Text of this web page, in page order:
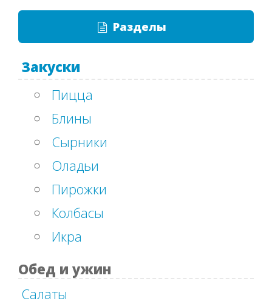
Разделы
Закуски
Пицца
Блины
Сырники
Оладьи
Пирожки
Колбасы
Икра
Обед и ужин
Салаты